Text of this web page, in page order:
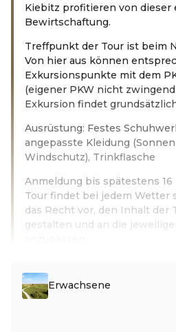
Kiebitz profitieren von dieser
Bewirtschaftung.
Treffpunkt der Tour ist beim
Von hier aus können
Exkursionspunkte mit dem
(eigener PKW nicht
Exkursion findet
Ausrüstung: Festes
angepasste Kleidung
Windschutz), Trinkflasche
Anmeldung bis spätestens 16
Tour findet bei jedem Wetter
das Recht vor, den Inhalt der
gestalten und an die
Erwachsene